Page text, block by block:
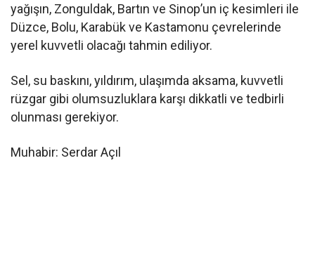
yağışın, Zonguldak, Bartın ve Sinop’un iç kesimleri ile
Düzce, Bolu, Karabük ve Kastamonu çevrelerinde
yerel kuvvetli olacağı tahmin ediliyor.
Sel, su baskını, yıldırım, ulaşımda aksama, kuvvetli
rüzgar gibi olumsuzluklara karşı dikkatli ve tedbirli
olunması gerekiyor.
Muhabir: Serdar Açıl